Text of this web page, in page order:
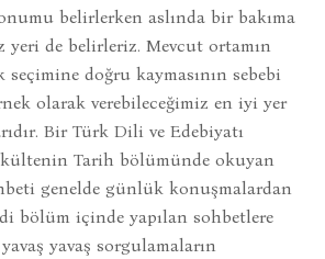
belirlerken aslında bir bakıma
yeri de belirleriz. Mevcut ortamın
seçimine doğru kaymasının sebebi
olarak verebileceğimiz en iyi yer
Bir Türk Dili ve Edebiyatı
Tarih bölümünde okuyan
genelde günlük konuşmalardan
bölüm içinde yapılan sohbetlere
yavaş sorgulamaların